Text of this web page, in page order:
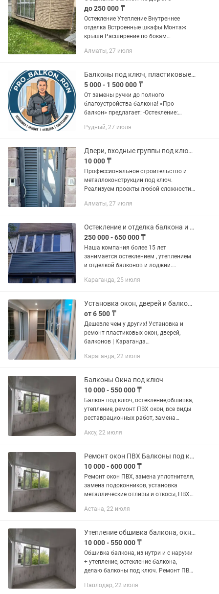
до 250 000 ₸
Остекление Утепление Внутреннее
отделка Встроенные шкафы Монтаж
крыши Расширение по бокам
Металлическая решетка Удобные
Алматы, 27 июля
Балконы под ключ, пластиковые окна, ремонт, замена фурнитуры
5 000 - 1 500 000 ₸
От замены ручки до полного
благоустройства балкона! «Про
балкон» предлагает: -Остекление:
балконных блоков. -Балконы под ключ:
внешняя...
Рудный, 27 июля
Двери, входные группы под ключ - Алматы, Талдыкорган, Конаев. Гарантия
10 000 ₸
Профессиональное строительство и
металлоконструкции под ключ.
Реализуем проекты любой сложности
Мы предлагаем комплексный подход:
Алматы, 27 июля
Остекление и отделка балкона и лоджии
250 000 - 650 000 ₸
Наша компания более 15 лет
занимается остеклением , утеплением
и отделкой балконов и лоджии.
получить по телефону. Так-же отделка
из...
Караганда, 25 июля
Установка окон, дверей и балконов
от 6 500 ₸
Дешевле чем у других! Установка и
ремонт пластиковых окон, дверей,
балконов | Караганда
обслуживание ПВХ окон, дверей,
пластиковых...
Караганда, 22 июля
Балконы Окна под ключ
10 000 - 550 000 ₸
Балкон под ключ, остекление,обшивка,
утепление, ремонт ПВХ окон, все виды
реставрационных работ, замена
ПВХ, москитные сетки, замена
Аксу, 22 июля
Ремонт окон ПВХ Балконы под ключ
10 000 - 600 000 ₸
Ремонт окон ПВХ, замена уплотнителя,
замена подоконников, установка
металлические отливы и откосы, ПВХ
сетки внутренние и наружные, замена
Астана, 22 июля
Утепление обшивка балкона, окна ПВХ
10 000 - 550 000 ₸
Обшивка балкона, из нутри и с наружи
+ утепление, остекление балкона,
делаю балконы под ключ. Ремонт ПВХ
уплотнителя, установка ПВХ откосов,
Павлодар, 22 июля